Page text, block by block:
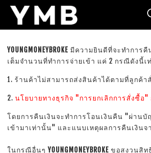
YOUNGMONEYBROKE มีความยินดีที่จะทำการคื
เต็มจำนวนที่ทำการจ่ายเข้า แค่ 2 กรณีดังนี้เ
1. ร้านค้าไม่สามารถส่งสินค้าได้ตามที่ลูกค้า
2. นโยบายทางธุรกิจ "การยกเลิกการสั่งซื้อ"
โดยการคืนเงินจะทำการโอนเงินคืน "ผ่านบั
เข้ามาเท่านั้น" และแนบเหตุผลการคืนเงินจ
ในกรณีอื่นๆ YOUNGMONEYBROKE ขอสงวนสิท